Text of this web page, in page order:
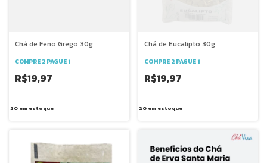
Chá de Feno Grego 30g
COMPRE 2 PAGUE 1
R$19,97
20em estoque
Chá de Eucalipto 30g
COMPRE 2 PAGUE 1
R$19,97
20 em estoque